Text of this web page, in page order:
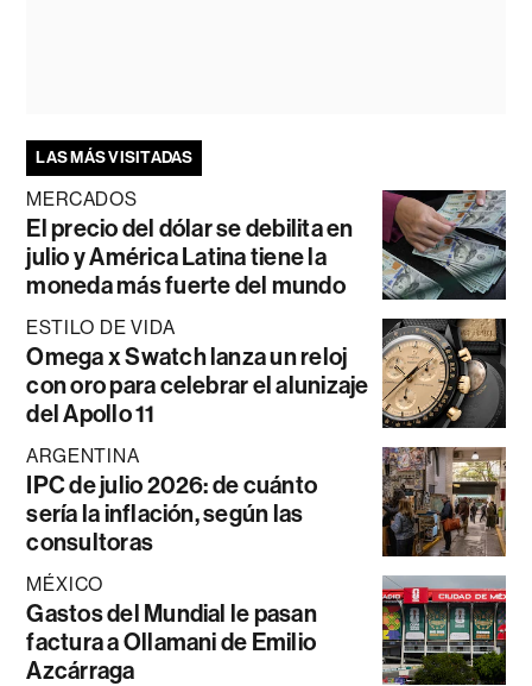
LAS MÁS VISITADAS
MERCADOS
El precio del dólar se debilita en
julio y América Latina tiene la
moneda más fuerte del mundo
ESTILO DE VIDA
Omega x Swatch lanza un reloj
con oro para celebrar el alunizaje
del Apollo 11
ARGENTINA
IPC de julio 2026: de cuánto
sería la inflación, según las
consultoras
MÉXICO
Gastos del Mundial le pasan
factura a Ollamani de Emilio
Azcárraga